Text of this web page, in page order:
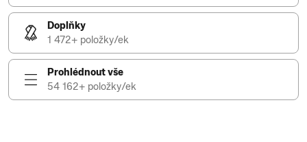
Doplňky
1 472+ položky/ek
Prohlédnout vše
54 162+ položky/ek